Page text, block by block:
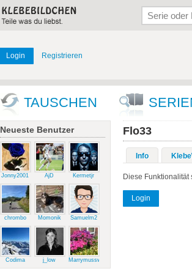
Login Registrieren
TAUSCHEN
Neueste Benutzer
Jonny2001 AjD Kermetjr
chrombo Momonik Samuelm2
Codima j_low Marrymussweg
Flo33
Info
Diese
Login